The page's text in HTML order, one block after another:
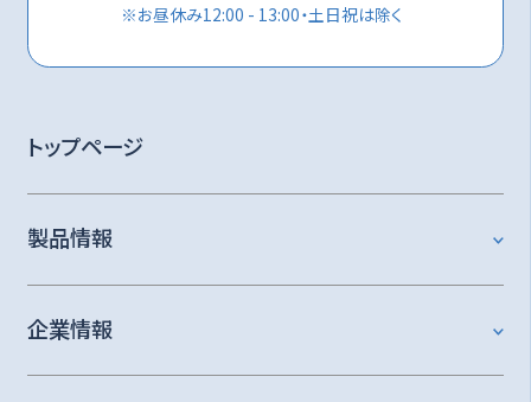
※お昼休み12:00 - 13:00・土日祝は除く
トップページ
製品情報
企業情報